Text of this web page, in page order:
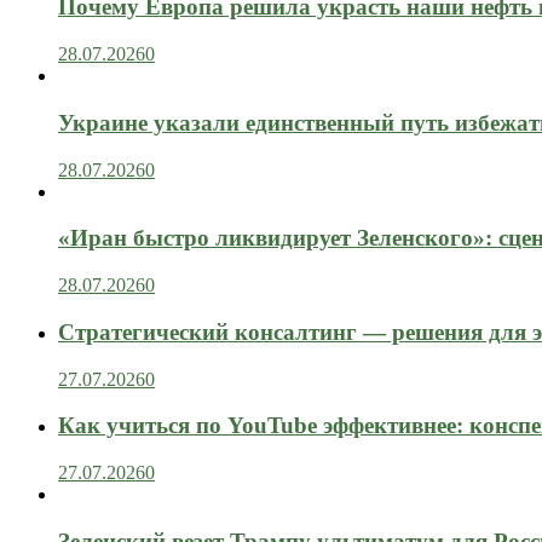
Почему Европа решила украсть наши нефть
28.07.20260
Украине указали единственный путь
28.07.20260
«Иран быстро ликвидирует Зеленского»:
28.07.20260
Стратегический консалтинг — решения для
27.07.20260
Как учиться по YouTube эффективнее:
27.07.20260